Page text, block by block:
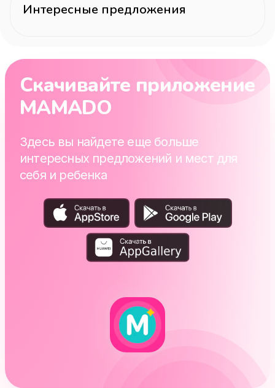
Интересные предложения
Скачивайте приложение
MAMADO
Здесь вы найдете еще больше
интересных предложений и мест для
себя и ребенка